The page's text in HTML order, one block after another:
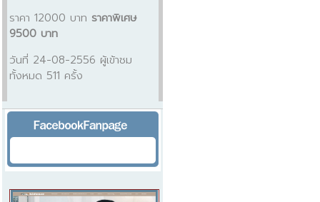
ราคา 12000 บาท ราคาพิเศษ
9500 บาท
วันที่ 24-08-2556 ผู้เข้าชม
ทั้งหมด 511 ครั้ง